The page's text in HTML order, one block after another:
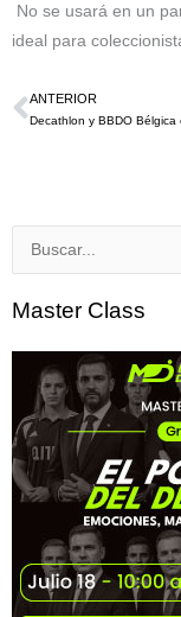
No se usará en un
ideal para
Ant
ANTERIOR
Buscar
Master Class